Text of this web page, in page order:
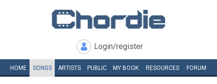
Login/register
HOME SONGS ARTISTS PUBLIC MY BOOK RESOURCES FORUM